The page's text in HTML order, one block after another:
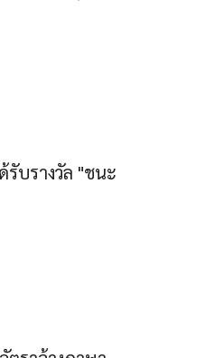
บรางวัล "ชนะ